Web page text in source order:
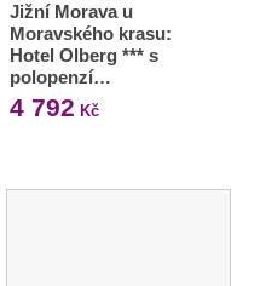
Jižní Morava u
Moravského krasu:
Hotel Olberg *** s
polopenzí…
4 792 Kč